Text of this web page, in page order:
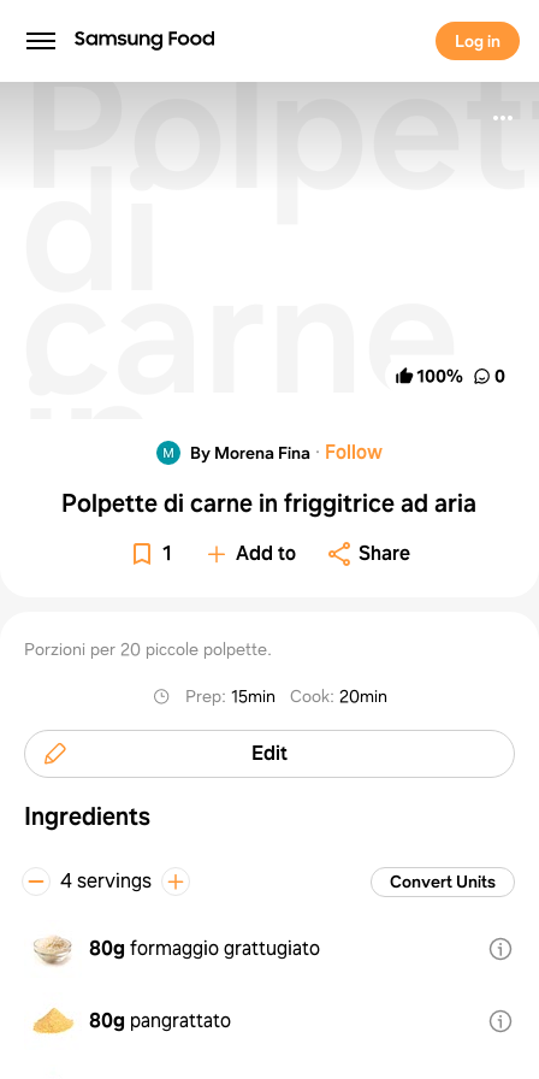
Log in
Log in
dicarne
in
ad
100% 0
By Morena Fina · Follow
Polpette di carne in friggitrice ad aria
1 Add to Share
Porzioni per 20 piccole polpette.
Prep: 15min Cook: 20min
Edit
Ingredients
4 servings Convert Units
80g formaggio grattugiato
80g pangrattato